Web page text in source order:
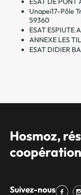
Unapei17-Pôle
59360
ESAT ESPIUTE
ANNEXE LES
ESAT DIDIER
Hosmoz,
Suivez-nous